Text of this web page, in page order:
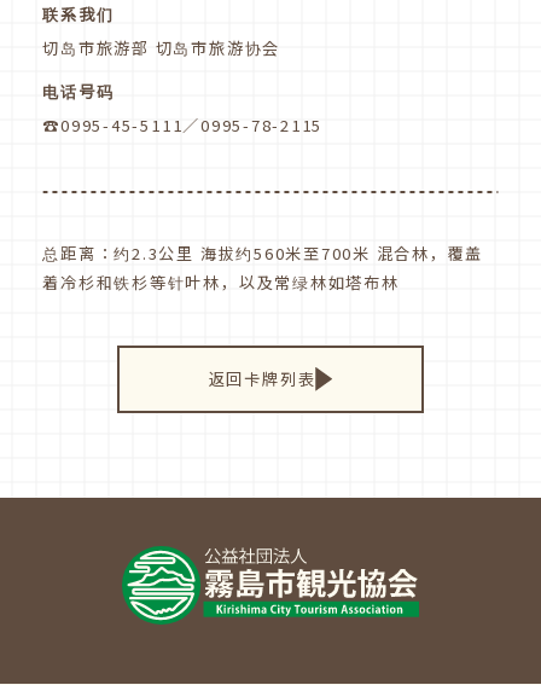
联系我们
切岛市旅游部 切岛市旅游协会
电话号码
☎0995-45-5111／0995-78-2115
总距离：约2.3公里 海拔约560米至700米 混合林，覆盖
着冷杉和铁杉等针叶林，以及常绿林如塔布林
返回卡牌列表